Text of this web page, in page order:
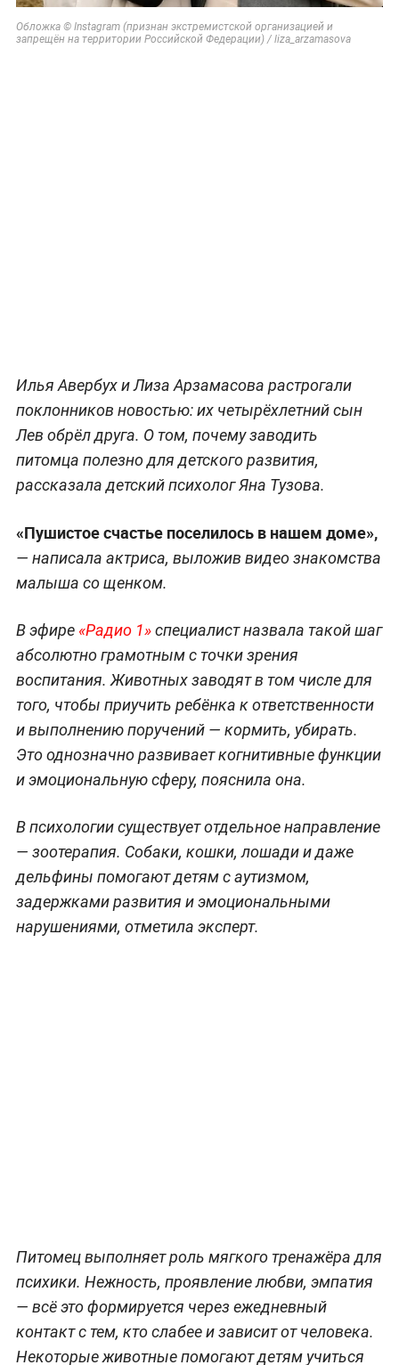
Обложка © Instagram (признан экстремистской организацией и
запрещён на территории Российской Федерации) / liza_arzamasova
Илья Авербух и Лиза Арзамасова растрогали
поклонников новостью: их четырёхлетний сын
Лев обрёл друга. О том, почему заводить
питомца полезно для детского развития,
рассказала детский психолог Яна Тузова.
«Пушистое счастье поселилось в нашем доме»,
— написала актриса, выложив видео знакомства
малыша со щенком.
В эфире«Радио 1»специалист назвала такой шаг
абсолютно грамотным с точки зрения
воспитания. Животных заводят в том числе для
того, чтобы приучить ребёнка к ответственности
и выполнению поручений — кормить, убирать.
Это однозначно развивает когнитивные функции
и эмоциональную сферу, пояснила она.
В психологии существует отдельное направление
— зоотерапия. Собаки, кошки, лошади и даже
дельфины помогают детям с аутизмом,
задержками развития и эмоциональными
нарушениями, отметила эксперт.
Питомец выполняет роль мягкого тренажёра для
психики. Нежность, проявление любви, эмпатия
— всё это формируется через ежедневный
контакт с тем, кто слабее и зависит от человека.
Некоторые животные помогают детям учиться